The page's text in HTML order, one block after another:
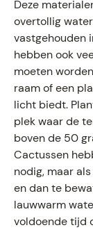
Deze
overtollig
vastgehouden
hebben ook
moeten
raam of een
licht biedt.
plek waar de
boven de 50
Cactussen
nodig, maar
en dan te
lauwwarm
voldoende tijd